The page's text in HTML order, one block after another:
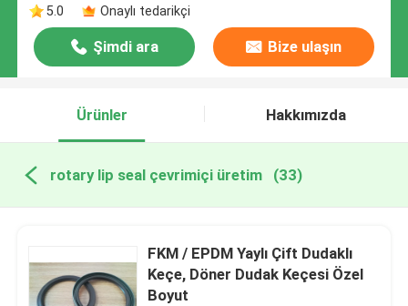
5.0
Onaylı tedarikçi
Şimdi ara Bize ulaşın
Ürünler Hakkımızda
rotary lip seal çevrimiçi üretim (33)
FKM / EPDM Yaylı Çift Dudaklı
Keçe, Döner Dudak Keçesi Özel
Boyut